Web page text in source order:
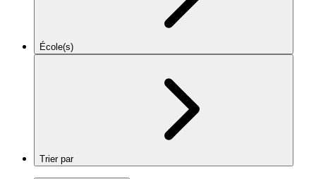
École(s)
Trier par